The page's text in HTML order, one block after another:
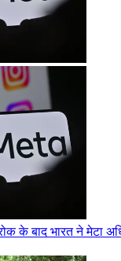
के बाद भारत ने मेटा